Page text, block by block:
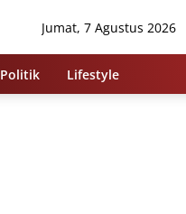
Jumat, 7 Agustus 2026
Politik Lifestyle